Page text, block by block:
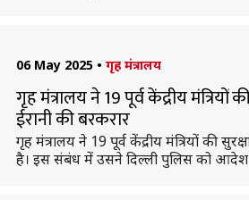
06 May 2025 • गृह मंत्रालय
गृह मंत्रालय ने 19 पूर्व केंद्रीय मंत्रियों
ईरानी की बरकरार
गृह मंत्रालय ने 19 पूर्व केंद्रीय मंत्रियों की
है। इस संबंध में उसने दिल्ली पुलिस को आदेश